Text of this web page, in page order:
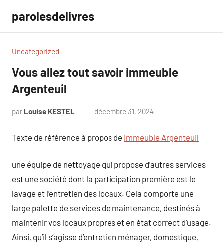
contenu
parolesdelivres
Uncategorized
Vous allez tout savoir immeuble
Argenteuil
par Louise KESTEL décembre 31, 2024
Texte de référence à propos de immeuble Argenteuil
une équipe de nettoyage qui propose d’autres services
est une société dont la participation première est le
lavage et l’entretien des locaux. Cela comporte une
large palette de services de maintenance, destinés à
maintenir vos locaux propres et en état correct d’usage.
Ainsi, qu’il s’agisse d’entretien ménager, domestique,